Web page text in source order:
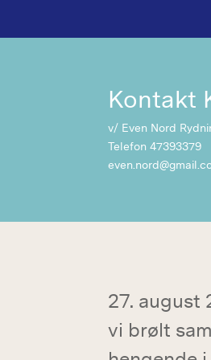
Kontakt
v/ Even Nord
Telefon 47393379
27. august
vi brølt